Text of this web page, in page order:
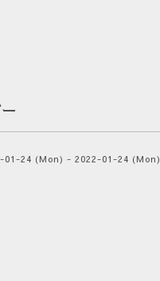
01-24 (Mon) - 2022-01-24 (Mon)